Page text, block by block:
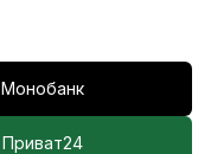
художник?